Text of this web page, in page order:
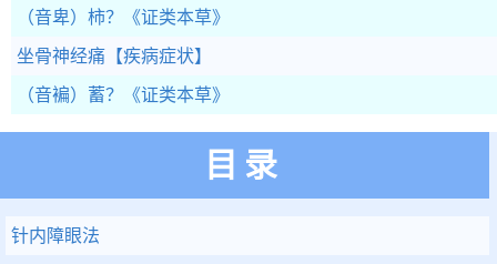
（音卑）柿？ 《证类本草》
坐骨神经痛 【疾病症状】
（音褊）蓄？ 《证类本草》
目录
针内障眼法